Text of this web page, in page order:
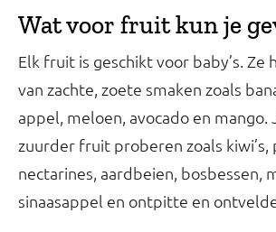
Wat voor fruit kun je
Elk fruit is geschikt voor baby’s. Ze
van zachte, zoete smaken zoals
appel, meloen, avocado en mango.
zuurder fruit proberen zoals kiwi’s,
nectarines, aardbeien, bosbessen,
sinaasappel en ontpitte en